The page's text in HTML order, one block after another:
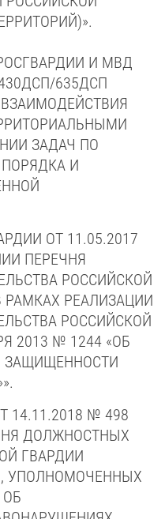
И МВД
635ДСП
ЗАДАЧ ПО
И
ОТ 11.05.2017
ПЕРЕЧНЯ
РОССИЙСКОЙ
РЕАЛИЗАЦИИ
РОССИЙСКОЙ
2013 № 1244«ОБ
ЗАЩИЩЕННОСТИ
14.11.2018 № 498
ДОЛЖНОСТНЫХ
ГВАРДИИ
УПОЛНОМОЧЕННЫХ